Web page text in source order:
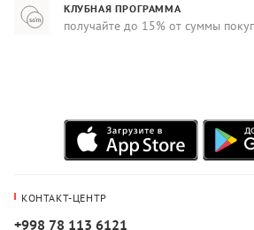
КЛУБНАЯ ПРОГРАММА
получайте до 15% от суммы
КОНТАКТ-ЦЕНТР
+998 78 113 6121